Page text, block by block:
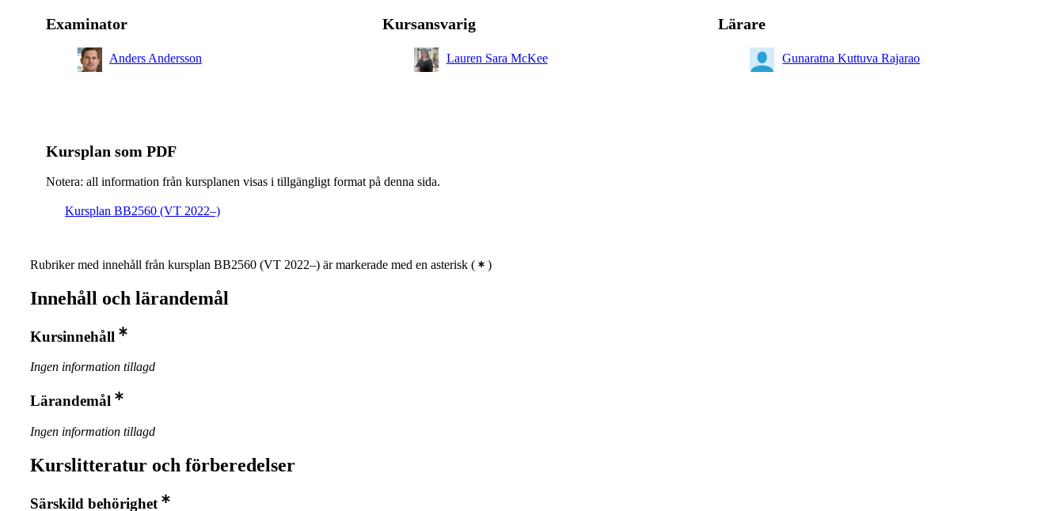
Masterprogram, medicinsk bioteknologi, åk 1, CMBT,
Rekommenderad
Masterprogram, Industriell och miljöinriktad bioteknologi,
åk 1, CBPB, Rekommenderad
åk 1, Rekommenderad
Examinator
Anders Andersson
Kursansvarig
Lauren Sara McKee
Lärare
Gunaratna Kuttuva Rajarao
Kursplan som PDF
Notera: all information från kursplanen visas i tillgängligt format på denna sida.
Kursplan BB2560 (VT 2022–)
Rubriker med innehåll från kursplan BB2560 (VT 2022–) är markerade med en asterisk ( )
Innehåll och lärandemål
Kursinnehåll
Ingen information tillagd
Lärandemål
Ingen information tillagd
Kurslitteratur och förberedelser
Särskild behörighet